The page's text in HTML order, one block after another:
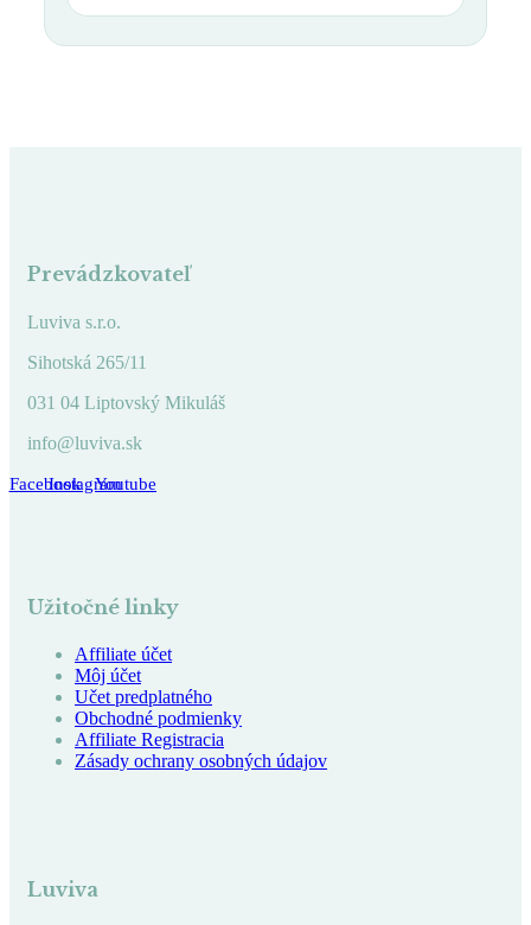
Prevádzkovateľ
Luviva s.r.o.
Sihotská 265/11
031 04 Liptovský Mikuláš
info@luviva.sk
FacebookInstagramYoutube
Užitočné linky
Affiliate účet
Môj účet
Učet predplatného
Obchodné podmienky
Affiliate Registracia
Zásady ochrany osobných údajov
Luviva